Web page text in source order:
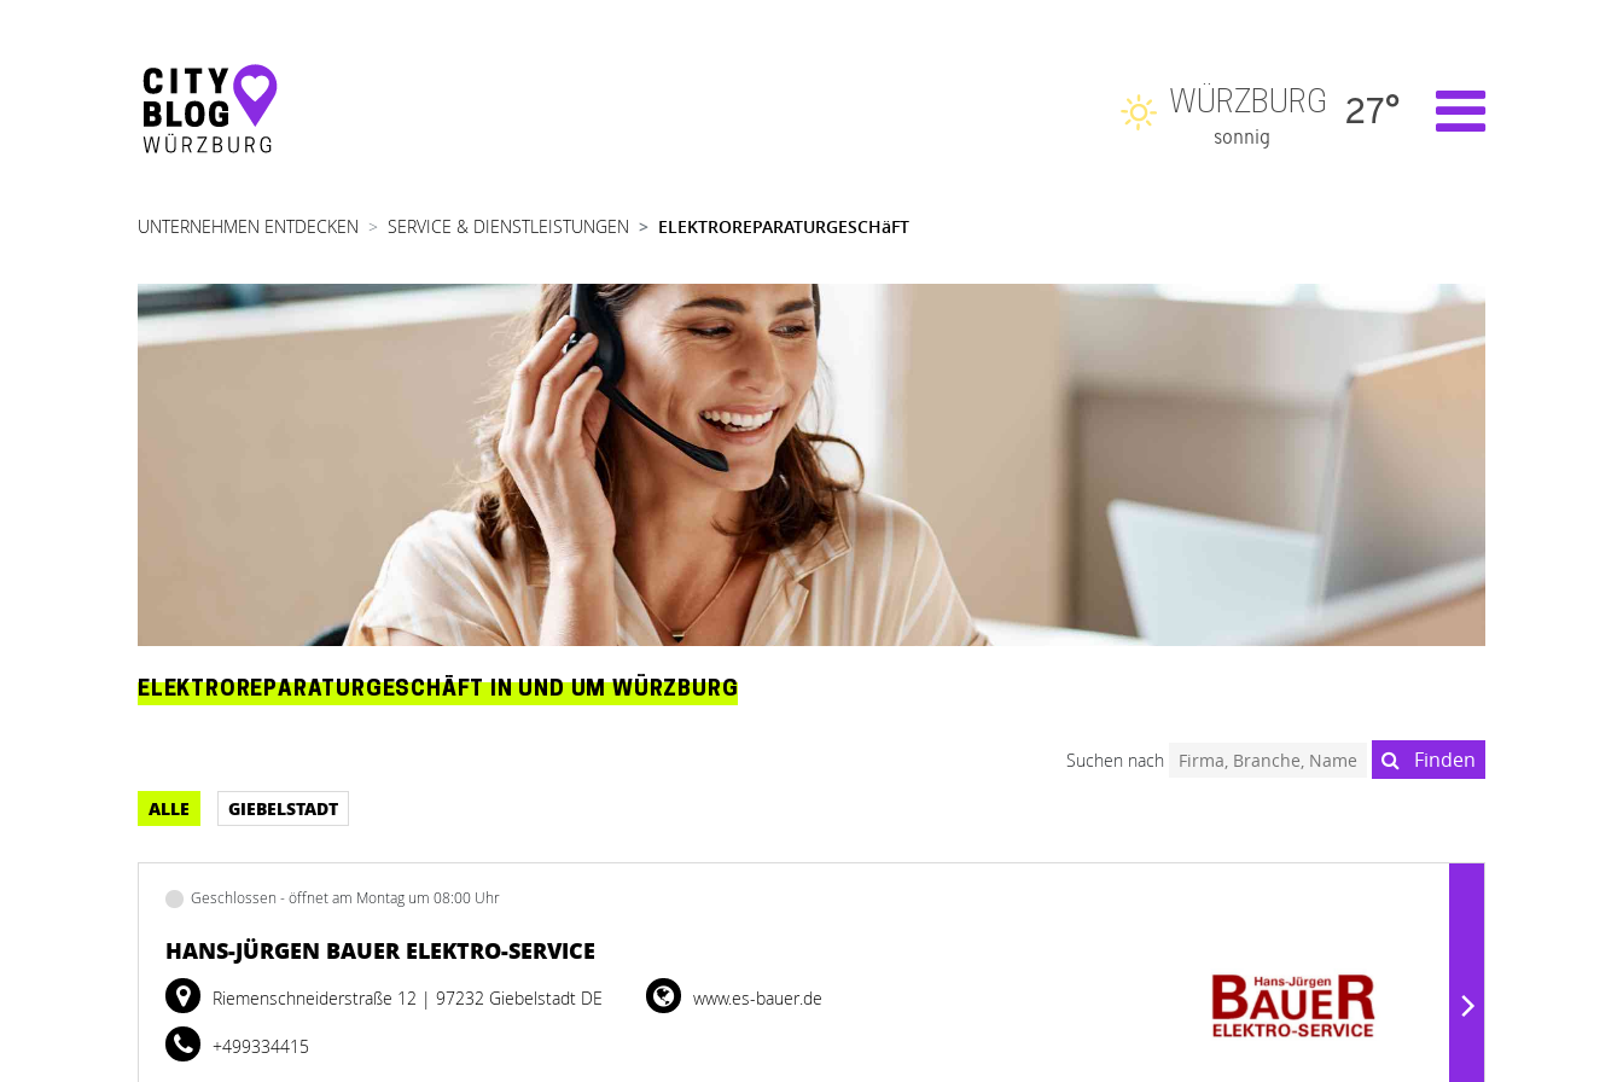
Hauptnavigation
WÜRZBURG
sonnig
27°
UNTERNEHMEN ENTDECKEN SERVICE & DIENSTLEISTUNGEN ELEKTROREPARATURGESCHäFT
ELEKTROREPARATURGESCHÄFT IN UND UM WÜRZBURG
Suchen nach Finden
ALLE GIEBELSTADT
Geschlossen - öffnet am Montag um 08:00 Uhr
HANS-JÜRGEN BAUER ELEKTRO-SERVICE
Riemenschneiderstraße 12 | 97232 Giebelstadt DE
+499334415
www.es-bauer.de